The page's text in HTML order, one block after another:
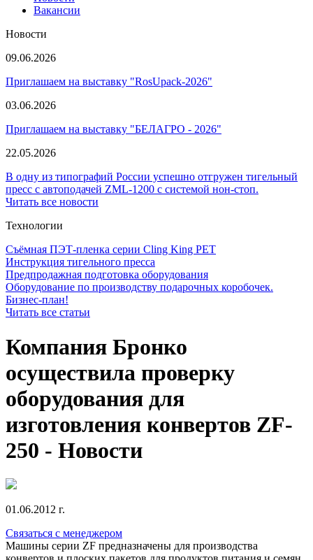
Вакансии
Новости
09.06.2026
Приглашаем на выставку "RosUpack-2026"
03.06.2026
Приглашаем на выставку "БЕЛАГРО - 2026"
22.05.2026
В одну из типографий России успешно отгружен тигельный
пресс с автоподачей ZML-1200 с системой нон-стоп.
Читать все новости
Технологии
Съёмная ПЭТ-пленка серии Cling King PET
Инструкция тигельного пресса
Предпродажная подготовка оборудования
Оборудование по производству подарочных коробочек.
Бизнес-план!
Читать все статьи
Компания Бронко
осуществила проверку
оборудования для
изготовления конвертов ZF-
250 - Новости
01.06.2012 г.
Связаться с менеджером
Машины серии ZF предназначены для производства